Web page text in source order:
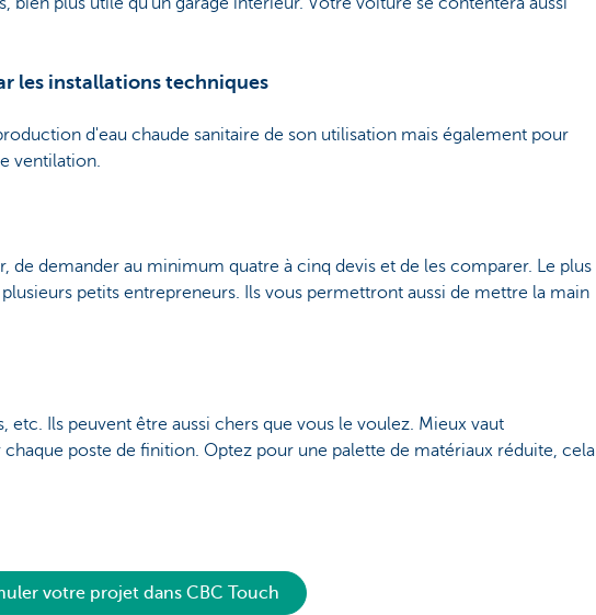
les installations techniques
d'eau chaude sanitaire de son utilisation mais également pour
ventilation.
de demander au minimum quatre à cinq devis et de les comparer. Le plus
petits entrepreneurs. Ils vous permettront aussi de mettre la main
etc. Ils peuvent être aussi chers que vous le voulez. Mieux vaut
poste de finition. Optez pour une palette de matériaux réduite, cela
votre projet dans CBC Touch